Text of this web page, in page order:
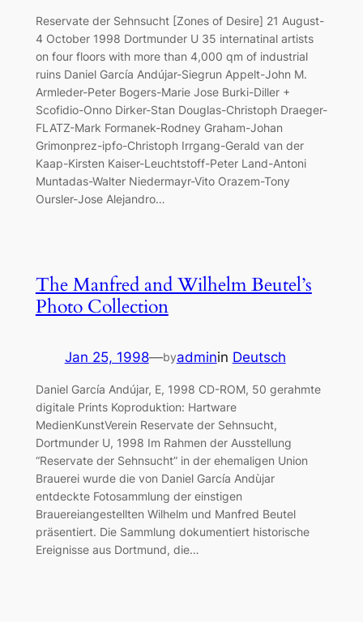
Reservate der Sehnsucht [Zones of Desire] 21 August-
4 October 1998 Dortmunder U 35 internatinal artists
on four floors with more than 4,000 qm of industrial
ruins Daniel García Andújar-Siegrun Appelt-John M.
Armleder-Peter Bogers-Marie Jose Burki-Diller +
Scofidio-Onno Dirker-Stan Douglas-Christoph Draeger-
FLATZ-Mark Formanek-Rodney Graham-Johan
Grimonprez-ipfo-Christoph Irrgang-Gerald van der
Kaap-Kirsten Kaiser-Leuchtstoff-Peter Land-Antoni
Muntadas-Walter Niedermayr-Vito Orazem-Tony
Oursler-Jose Alejandro…
The Manfred and Wilhelm Beutel’s
Photo Collection
Jan 25, 1998—byadminin Deutsch
Daniel García Andújar, E, 1998 CD-ROM, 50 gerahmte
digitale Prints Koproduktion: Hartware
MedienKunstVerein Reservate der Sehnsucht,
Dortmunder U, 1998 Im Rahmen der Ausstellung
“Reservate der Sehnsucht” in der ehemaligen Union
Brauerei wurde die von Daniel García Andùjar
entdeckte Fotosammlung der einstigen
Brauereiangestellten Wilhelm und Manfred Beutel
präsentiert. Die Sammlung dokumentiert historische
Ereignisse aus Dortmund, die…